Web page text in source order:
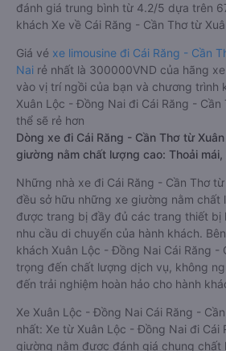
đánh giá trung bình từ 4.2/5 dựa trên
khách Xe về Cái Răng - Cần Thơ từ
Giá vé xe limousine đi Cái Răng - Cần
Nai rẻ nhất là 300000VND của hãng
vào vị trí ngồi của bạn và chương trình
Xuân Lộc - Đồng Nai đi Cái Răng - Cần
thể sẽ rẻ hơn
Dòng xe đi Cái Răng - Cần Thơ từ
giường nằm chất lượng cao: Thoải
Những nhà xe đi Cái Răng - Cần Thơ
đều sở hữu những xe giường nằm chất
được trang bị đầy đủ các trang thiết bị
nhu cầu di chuyển của hành khách.
khách Xuân Lộc - Đồng Nai Cái Răng -
trọng đến chất lượng dịch vụ, không
đến trải nghiệm hoàn hảo cho hành
Xe Xuân Lộc - Đồng Nai Cái Răng -
nhất: Xe từ Xuân Lộc - Đồng Nai đi Cái
giường nằm được đánh giá chung chất